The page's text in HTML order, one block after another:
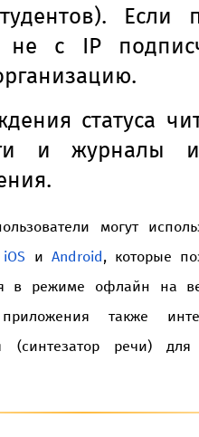
Если
не с IP
статуса
и журналы
могут
iOS и Android, которые
в режиме офлайн на
также
(синтезатор речи)